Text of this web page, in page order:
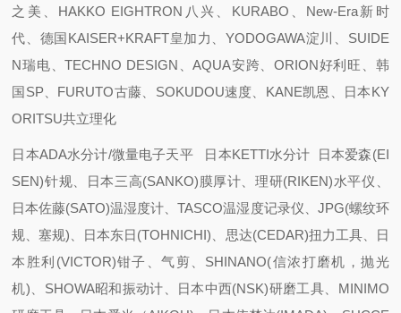
之美、HAKKO EIGHTRON八兴、KURABO、New-Era新时
代、德国KAISER+KRAFT皇加力、YODOGAWA淀川、SUIDE
N瑞电、TECHNO DESIGN、AQUA安跨、ORION好利旺、韩
国SP、FURUTO古藤、SOKUDOU速度、KANE凯恩、日本KY
ORITSU共立理化
日本ADA水分计/微量电子天平 日本KETTI水分计 日本爱森(EI
SEN)针规、日本三高(SANKO)膜厚计、理研(RIKEN)水平仪、
日本佐藤(SATO)温湿度计、TASCO温湿度记录仪、JPG(螺纹环
规、塞规)、日本东日(TOHNICHI)、思达(CEDAR)扭力工具、日
本胜利(VICTOR)钳子、气剪、SHINANO(信浓打磨机，抛光
机)、SHOWA昭和振动计、日本中西(NSK)研磨工具、MINIMO